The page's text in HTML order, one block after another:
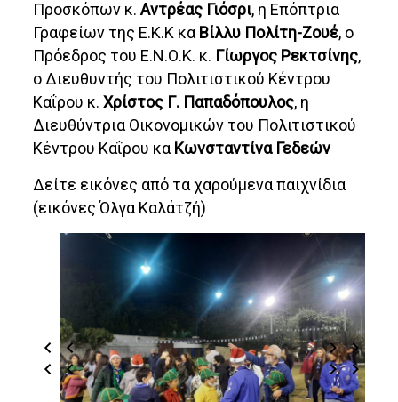
Προσκόπων κ.Αντρέας Γιόσρι, η Επόπτρια
Γραφείων της Ε.Κ.Κ κα Βίλλυ Πολίτη-Ζουέ, ο
Πρόεδρος του Ε.Ν.Ο.Κ. κ. Γίωργος Ρεκτσίνης,
ο Διευθυντής του Πολιτιστικού Κέντρου
Καΐρου κ.Χρίστος Γ. Παπαδόπουλος, η
Διευθύντρια Οικονομικών του Πολιτιστικού
Κέντρου Καΐρου κα Κωνσταντίνα Γεδεών
Δείτε εικόνες από τα χαρούμενα παιχνίδια
(εικόνες Όλγα Καλάτζή)